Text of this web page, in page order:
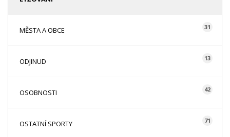
MĚSTA A OBCE 31
ODJINUD 13
OSOBNOSTI 42
OSTATNÍ SPORTY 71